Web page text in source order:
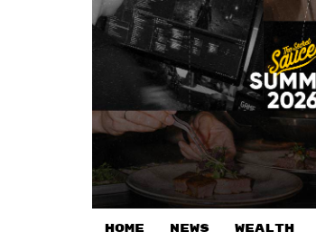
HOME NEWS WEALTH